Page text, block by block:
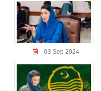
03 Sep 2024